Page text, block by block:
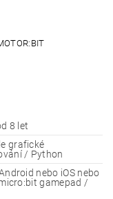
8 let
grafické
/ Python
nebo iOS nebo
gamepad /